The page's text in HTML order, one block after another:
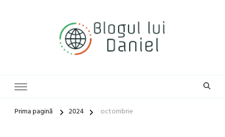
Prima pagină 2024 octombrie